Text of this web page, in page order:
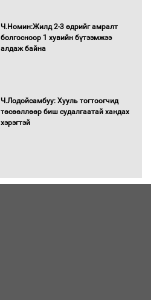
шилжиж, найр наадам, зөвлөгөөн,
гадаад томилолтыг хориглолоо
Ч.Номин:Жилд 2-3 өдрийг амралт
болгосноор 1 хувийн бүтээмжээ
алдаж байна
Ч.Лодойсамбуу: Хууль тогтоогчид
төсөөллөөр биш судалгаатай хандах
хэрэгтэй